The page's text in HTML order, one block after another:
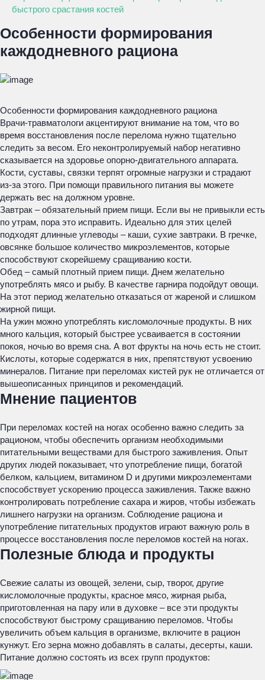
быстрого срастания костей
Особенности формирования
каждодневного рациона
Особенности формирования каждодневного рациона
Врачи-травматологи акцентируют внимание на том, что во
время восстановления после перелома нужно тщательно
следить за весом. Его неконтролируемый набор негативно
сказывается на здоровье опорно-двигательного аппарата.
Кости, суставы, связки терпят огромные нагрузки и страдают
из-за этого. При помощи правильного питания вы можете
держать вес на должном уровне.
Завтрак – обязательный прием пищи. Если вы не привыкли есть
по утрам, пора это исправить. Идеально для этих целей
подходят длинные углеводы – каши, сухие завтраки. В гречке,
овсянке большое количество микроэлементов, которые
способствуют скорейшему сращиванию кости.
Обед – самый плотный прием пищи. Днем желательно
употреблять мясо и рыбу. В качестве гарнира подойдут овощи.
На этот период желательно отказаться от жареной и слишком
жирной пищи.
На ужин можно употреблять кисломолочные продукты. В них
много кальция, который быстрее усваивается в состоянии
покоя, ночью во время сна. А вот фрукты на ночь есть не стоит.
Кислоты, которые содержатся в них, препятствуют усвоению
минералов. Питание при переломах кистей рук не отличается от
вышеописанных принципов и рекомендаций.
Мнение пациентов
При переломах костей на ногах особенно важно следить за
рационом, чтобы обеспечить организм необходимыми
питательными веществами для быстрого заживления. Опыт
других людей показывает, что употребление пищи, богатой
белком, кальцием, витамином D и другими микроэлементами
способствует ускорению процесса заживления. Также важно
контролировать потребление сахара и жиров, чтобы избежать
лишнего нагрузки на организм. Соблюдение рациона и
употребление питательных продуктов играют важную роль в
процессе восстановления после переломов костей на ногах.
Полезные блюда и продукты
Свежие салаты из овощей, зелени, сыр, творог, другие
кисломолочные продукты, красное мясо, жирная рыба,
приготовленная на пару или в духовке – все эти продукты
способствуют быстрому сращиванию переломов. Чтобы
увеличить объем кальция в организме, включите в рацион
кунжут. Его зерна можно добавлять в салаты, десерты, каши.
Питание должно состоять из всех групп продуктов: